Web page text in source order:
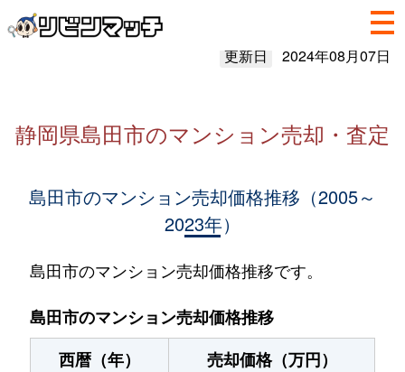
更新日 2024年08月07日
静岡県島田市のマンション売却・査定
島田市のマンション売却価格推移（2005～
2023年）
島田市のマンション売却価格推移です。
島田市のマンション売却価格推移
西暦（年）
売却価格（万円）